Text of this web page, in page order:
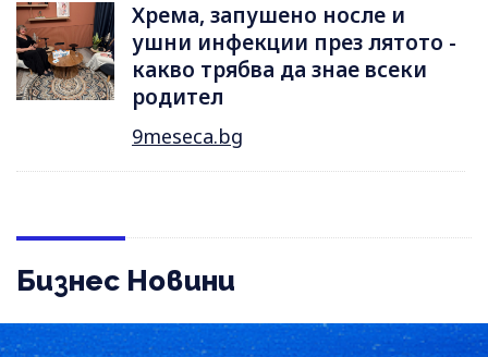
Хрема, запушено носле и
ушни инфекции през лятотo -
какво трябва да знае всеки
родител
9meseca.bg
Бизнес Новини